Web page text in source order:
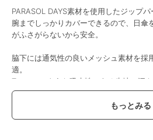
PARASOL DAYS素材を使用したジップパ
腕までしっかりカバーできるので、日傘
がふさがらないから安全。
脇下には通気性の良いメッシュ素材を採
適。
Tシャツのような吸水性のある生地で汗を
速乾性と接触冷感機能により暑い季節の
登下校や外遊び、屋外での活動時にも活